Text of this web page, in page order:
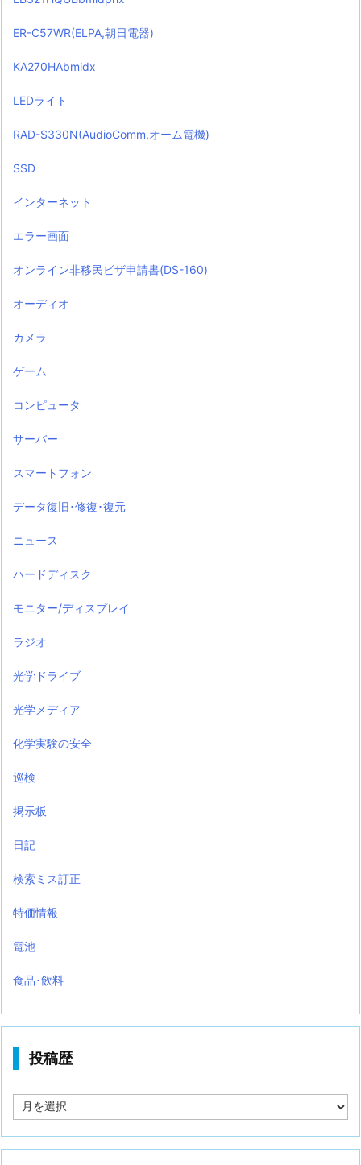
ER-C57WR(ELPA,朝日電器)
KA270HAbmidx
LEDライト
RAD-S330N(AudioComm,オーム電機)
SSD
インターネット
エラー画面
オンライン非移民ビザ申請書(DS-160)
オーディオ
カメラ
ゲーム
コンピュータ
サーバー
スマートフォン
データ復旧･修復･復元
ニュース
ハードディスク
モニター/ディスプレイ
ラジオ
光学ドライブ
光学メディア
化学実験の安全
巡検
掲示板
日記
検索ミス訂正
特価情報
電池
食品･飲料
投稿歴
稿